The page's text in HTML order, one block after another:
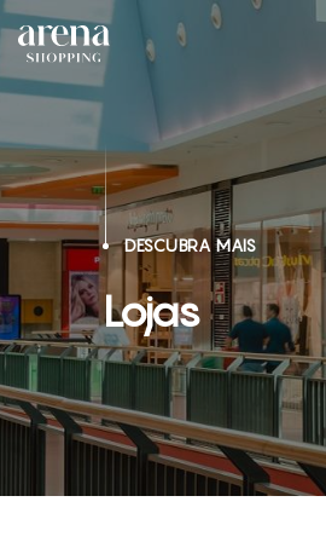
DESCUBRA MAIS
Lojas